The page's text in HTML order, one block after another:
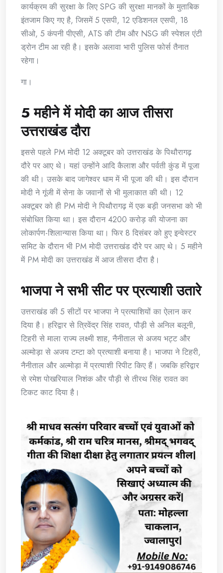
कार्यक्रम की सुरक्षा के लिए SPG की सुरक्षा मानकों के मुताबिक
इंतजाम किए गए है, जिसमें 5 एसपी, 12 एडिशनल एसपी, 18
सीओ, 5 कंपनी पीएसी, ATS की टीम और NSG की स्पेशल एंटी
ड्रोन टीम आ रही है। इसके अलावा भारी पुलिस फोर्स तैनात
रहेगा।
गा।
5 महीने में मोदी का आज तीसरा
उत्तराखंड दौरा
इससे पहले PM मोदी 12 अक्टूबर को उत्तराखंड के पिथौरागढ़
दौरे पर आए थे। यहां उन्होंने आदि कैलाश और पर्वती कुंड में पूजा
की थी। उसके बाद जागेश्वर धाम में भी पूजा की थी। इस दौरान
मोदी ने गूंजी में सेना के जवानों से भी मुलाकात की थी। 12
अक्टूबर को ही PM मोदी ने पिथौरागढ़ में एक बड़ी जनसभा को भी
संबोधित किया था। इस दौरान 4200 करोड़ की योजना का
लोकार्पण-शिलान्यास किया था। फिर 8 दिसंबर को हुए इन्वेस्टर
समिट के दौरान भी PM मोदी उत्तराखंड दौरे पर आए थे। 5 महीने
में PM मोदी का उत्तराखंड में आज तीसरा दौरा है।
भाजपा ने सभी सीट पर प्रत्याशी उतारे
उत्तराखंड की 5 सीटों पर भाजपा ने प्रत्याशियों का ऐलान कर
दिया है। हरिद्वार से त्रिवेंद्र सिंह रावत, पौड़ी से अनिल बलूनी,
टिहरी से माला राज्य लक्ष्मी शाह, नैनीताल से अजय भट्ट और
अल्मोड़ा से अजय टम्टा को प्रत्याशी बनाया है। भाजपा ने टिहरी,
नैनीताल और अल्मोड़ा में प्रत्याशी रिपीट किए हैं। जबकि हरिद्वार
से रमेश पोखरियाल निशंक और पौड़ी से तीरथ सिंह रावत का
टिकट काट दिया है।